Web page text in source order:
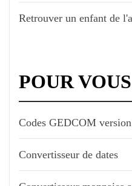
Retrouver un enfant de
POUR
Codes GEDCOM
Convertisseur de dates